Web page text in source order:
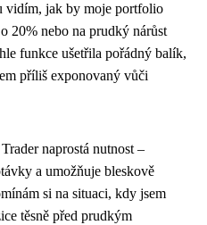
vidím, jak by moje portfolio
20% nebo na prudký nárůst
funkce ušetřila pořádný balík,
příliš exponovaný vůči
naprostá nutnost –
a umožňuje bleskově
si na situaci, kdy jsem
těsně před prudkým